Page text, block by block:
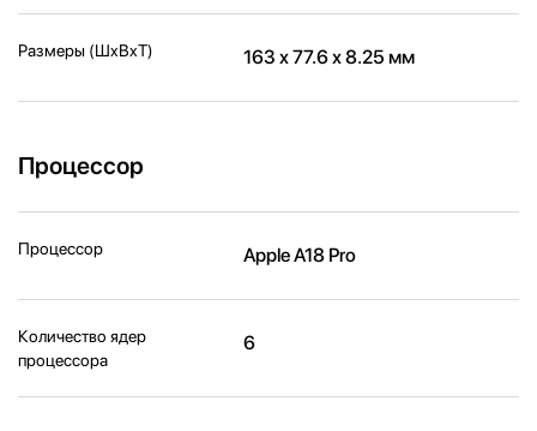
Размеры (ШxВxТ) 163 х 77.6 х 8.25 мм
Процессор
Процессор Apple A18 Pro
Количество ядер
процессора
6